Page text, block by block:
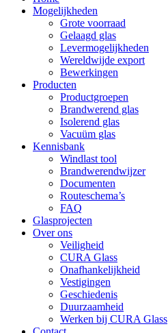
Mogelijkheden
Grote voorraad
Gelaagd glas
Levermogelijkheden
Wereldwijde export
Bewerkingen
Producten
Productgroepen
Brandwerend glas
Isolerend glas
Vacuüm glas
Kennisbank
Windlast tool
Brandwerendwijzer
Documenten
Routeschema’s
FAQ
Glasprojecten
Over ons
Veiligheid
CURA Glass
Onafhankelijkheid
Vestigingen
Geschiedenis
Duurzaamheid
Werken bij CURA Glass